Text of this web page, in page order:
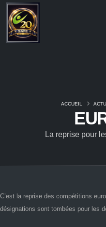
La reprise pour
ACCUEIL
C’est la reprise des compétitions
désignations sont tombées pour les